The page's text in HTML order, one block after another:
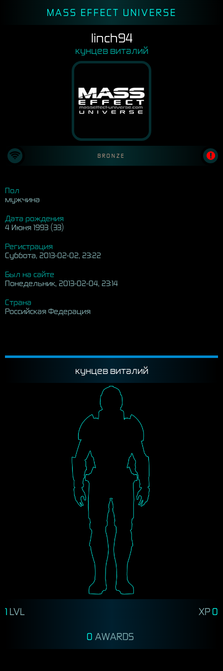
MASS EFFECT UNIVERSE
linch94
кунцев виталий
BRONZE
Пол
мужчина
Дата рождения
4 Июня 1993 (33)
Регистрация
Суббота, 2013-02-02, 23:22
Был на сайте
Понедельник, 2013-02-04, 23:14
Страна
Российская Федерация
кунцев виталий
1 LVL XP 0
0